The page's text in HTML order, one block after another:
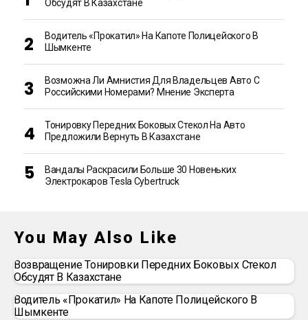
Обсудят В Казахстане
Водитель «прокатил» На Капоте Полицейского В
Шымкенте
Возможна Ли Амнистия Для Владельцев Авто С
Российскими Номерами? Мнение Эксперта
Тонировку Передних Боковых Стекол На Авто
Предложили Вернуть В Казахстане
Вандалы Раскрасили Больше 30 Новеньких
Электрокаров Tesla Cybertruck
You May Also Like
Возвращение Тонировки Передних Боковых Стекол
Обсудят В Казахстане
Водитель «прокатил» На Капоте Полицейского В
Шымкенте